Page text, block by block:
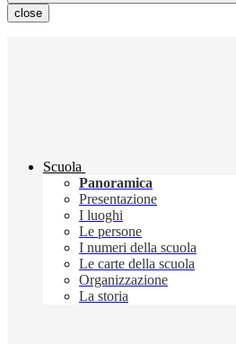
close
Scuola
Panoramica
Presentazione
I luoghi
Le persone
I numeri della scuola
Le carte della scuola
Organizzazione
La storia